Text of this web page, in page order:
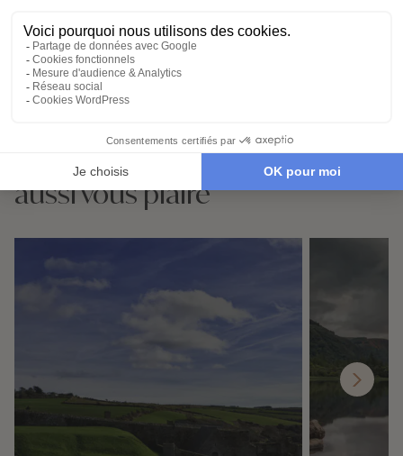
Demander un devis
Ces destinations pourraient
aussi vous plaire